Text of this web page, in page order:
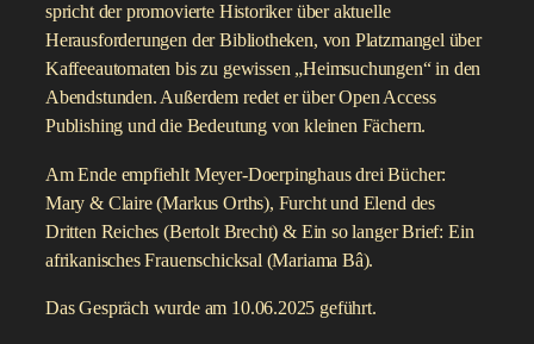
spricht der promovierte Historiker über aktuelle
Herausforderungen der Bibliotheken, von Platzmangel über
Kaffeeautomaten bis zu gewissen „Heimsuchungen“ in den
Abendstunden. Außerdem redet er über Open Access
Publishing und die Bedeutung von kleinen Fächern.
Am Ende empfiehlt Meyer-Doerpinghaus drei Bücher:
Mary & Claire (Markus Orths), Furcht und Elend des
Dritten Reiches (Bertolt Brecht) & Ein so langer Brief: Ein
afrikanisches Frauenschicksal (Mariama Bâ).
Das Gespräch wurde am 10.06.2025 geführt.